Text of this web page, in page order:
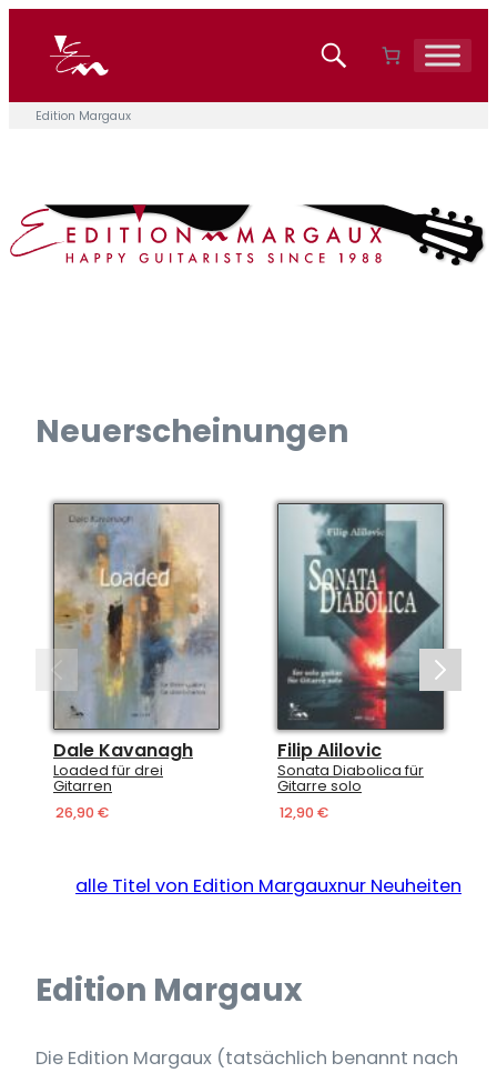
Inhalt
springen
Edition Margaux
Neuerscheinungen
Filip Alilovic
Sonata Diabolica für
Gitarre solo
Lorenz Schmidt
Šumava für zwei
Gitarren
alle Titel von Edition Margauxnur Neuheiten
Edition Margaux
Die Edition Margaux (tatsächlich benannt nach